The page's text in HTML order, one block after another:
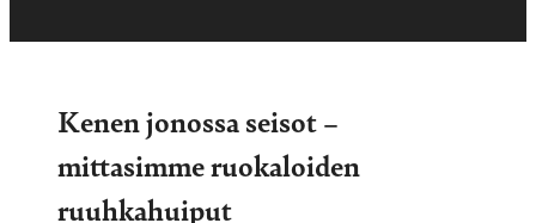
Kenen jonossa seisot –
mittasimme ruokaloiden
ruuhkahuiput